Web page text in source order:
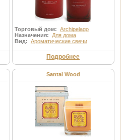
Торговый дом: Archipelago
Назначения: Для дома
Вид: Ароматические свечи
Подробнее
Santal Wood